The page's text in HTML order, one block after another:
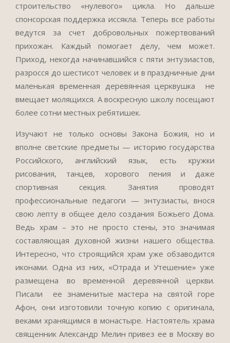
строительство «нулевого» цикла. Но дальше
спонсорская поддержка иссякла. Теперь все работы
ведутся за счет добровольных пожертвований
прихожан. Каждый помогает делу, чем может.
Приход, некогда начинавшийся с пяти энтузиастов,
разросся до шестисот человек и в праздничные дни
маленькая временная деревянная церквушка не
вмещает молящихся. А воскресную школу посещают
более сотни местных ребятишек.
Изучают не только основы Закона Божия, но и
вполне светские предметы — историю государства
Российского, английский язык, есть кружки
рисования, танцев, хорового пения и даже
спортивная секция. Занятия проводят
профессиональные педагоги — энтузиасты, внося
свою лепту в общее дело создания Божьего Дома.
Ведь храм – это не просто стены, это значимая
составляющая духовной жизни нашего общества.
Интересно, что строящийся храм уже обзаводится
иконами. Одна из них, «Отрада и Утешение» уже
размещена во временной деревянной церкви.
Писали ее знаменитые мастера на святой горе
Афон, они изготовили точную копию с оригинала,
веками хранящимся в монастыре. Настоятель храма
священник Александр Мелин привез ее в Москву во